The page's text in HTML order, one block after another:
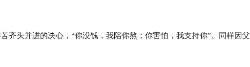
齐头并进的决心，“你没钱，我陪你熬；你害怕，我支持你”。同样因父